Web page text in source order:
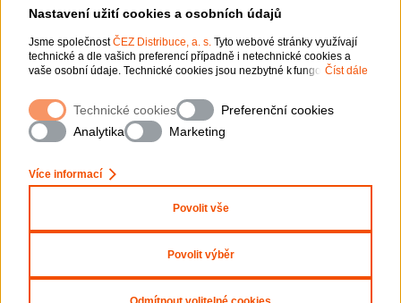
Nastavení užití cookies a osobních údajů
Jsme společnostČEZ Distribuce, a. s. Tyto webové stránky využívají
technické a dle vašich preferencí případně i netechnické cookies a
vaše osobní údaje. Technické cookies jsou nezbytné k fungování
webové stránky vašim preferencím, k personalizaci reklam a analytice.
Pro sběr a zpracování netechnických cookies a vašich osobních údajů,
nám můžete udělit souhlas. Bližší informace o vašich právech,
zpracování osobních údajů, včetně možnosti odvolání udělených
Číst dále
Technické cookies
Preferenční cookies
Analytika
Marketing
Více informací
Povolit vše
Povolit výběr
Ochrana osobních údajů
Mapa stránek
Prohlášení o přístupnosti
2026ČEZ, a. s. –Všechna práva vyhrazena